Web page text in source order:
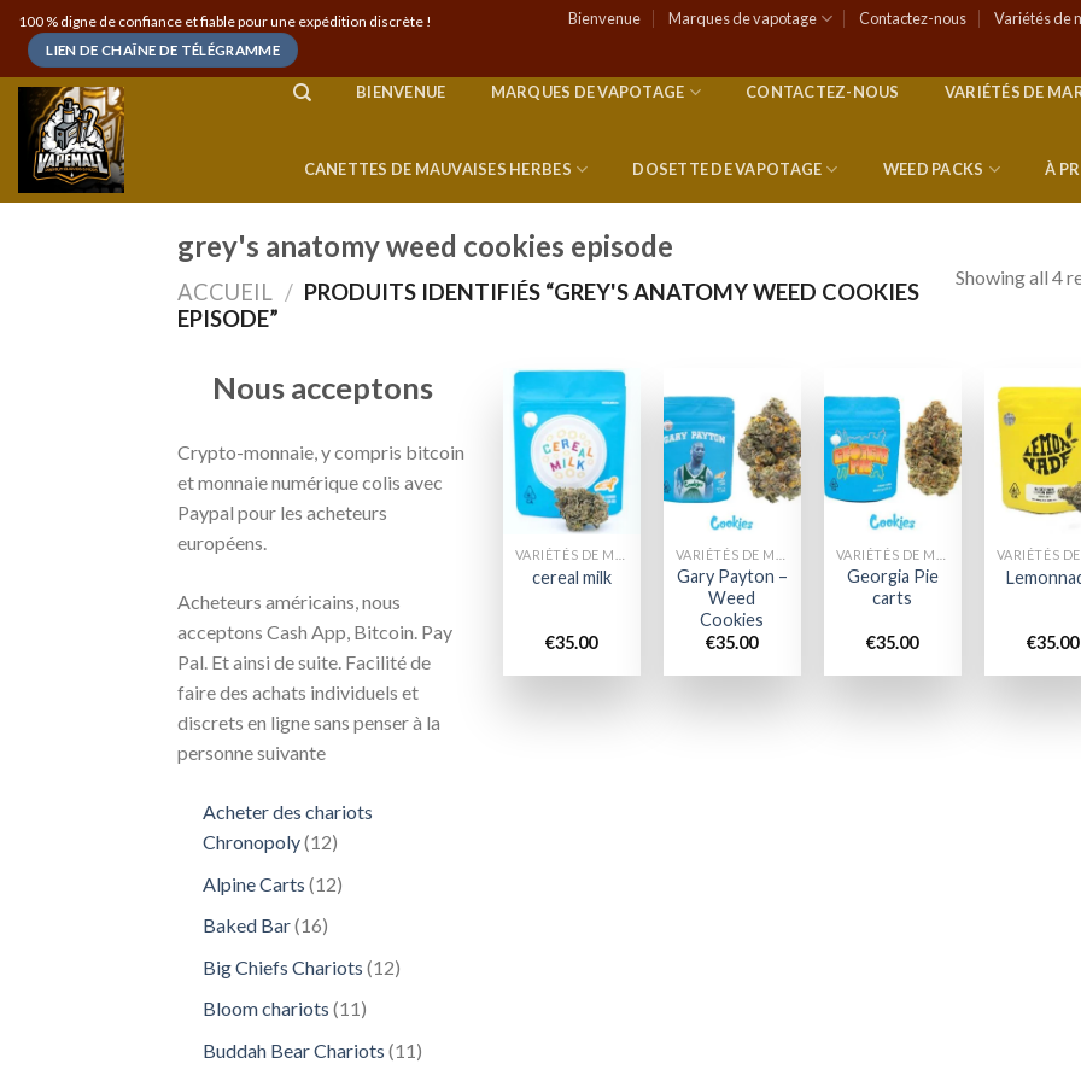
Skip
content
100 % digne de confiance et fiable pour une expédition discrète !
LIEN DE CHAÎNE DE TÉLÉGRAMME
Bienvenue Marques de vapotage Contactez-nous Variétés de
BIENVENUE MARQUES DE VAPOTAGE CONTACTEZ-NOUS VARIÉTÉS DE
CANETTES DE MAUVAISES HERBES DOSETTE DE VAPOTAGE WEED PACKS À
grey's anatomy weed cookies episode
ACCUEIL / PRODUITS IDENTIFIÉS “GREY'S ANATOMY WEED COOKIES
EPISODE”
Showing all 4
Nous acceptons
Crypto-monnaie, y compris bitcoin
et monnaie numérique colis avec
Paypal pour les acheteurs
européens.
Acheteurs américains, nous
acceptons Cash App, Bitcoin. Pay
Pal. Et ainsi de suite. Facilité de
faire des achats individuels et
discrets en ligne sans penser à la
personne suivante
Acheter des chariots
Chronopoly 1212
Alpine Carts 1212
Baked Bar 1616
Big Chiefs Chariots 1212
Bloom chariots 1111
Buddah Bear Chariots 1111
Add to
wishlist
cereal milk
€35.00
Add to
wishlist
Gary Payton –
Weed
Cookies
€35.00
Add to
wishlist
Georgia Pie
carts
€35.00 €35.00